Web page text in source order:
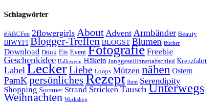
Schlagwörter
#ABCFee 2flowergirls About Advent Armbänder Beauty
BIWYFI Blogger-Treffen BLOGST Blumen Bücher
Download Drink Eis Event Fotografie Freebie
Geschenkidee Halloween Häkeln Junggesellinnenabschied Kreuzfahrt
LabelLeckerLiebe Loops Mützen nähen Ostern
PamKpersönliches Rezept Rum Serendipity
Shopping Sommer Strand Stricken TauschUnterwegs
Weihnachten Workshop